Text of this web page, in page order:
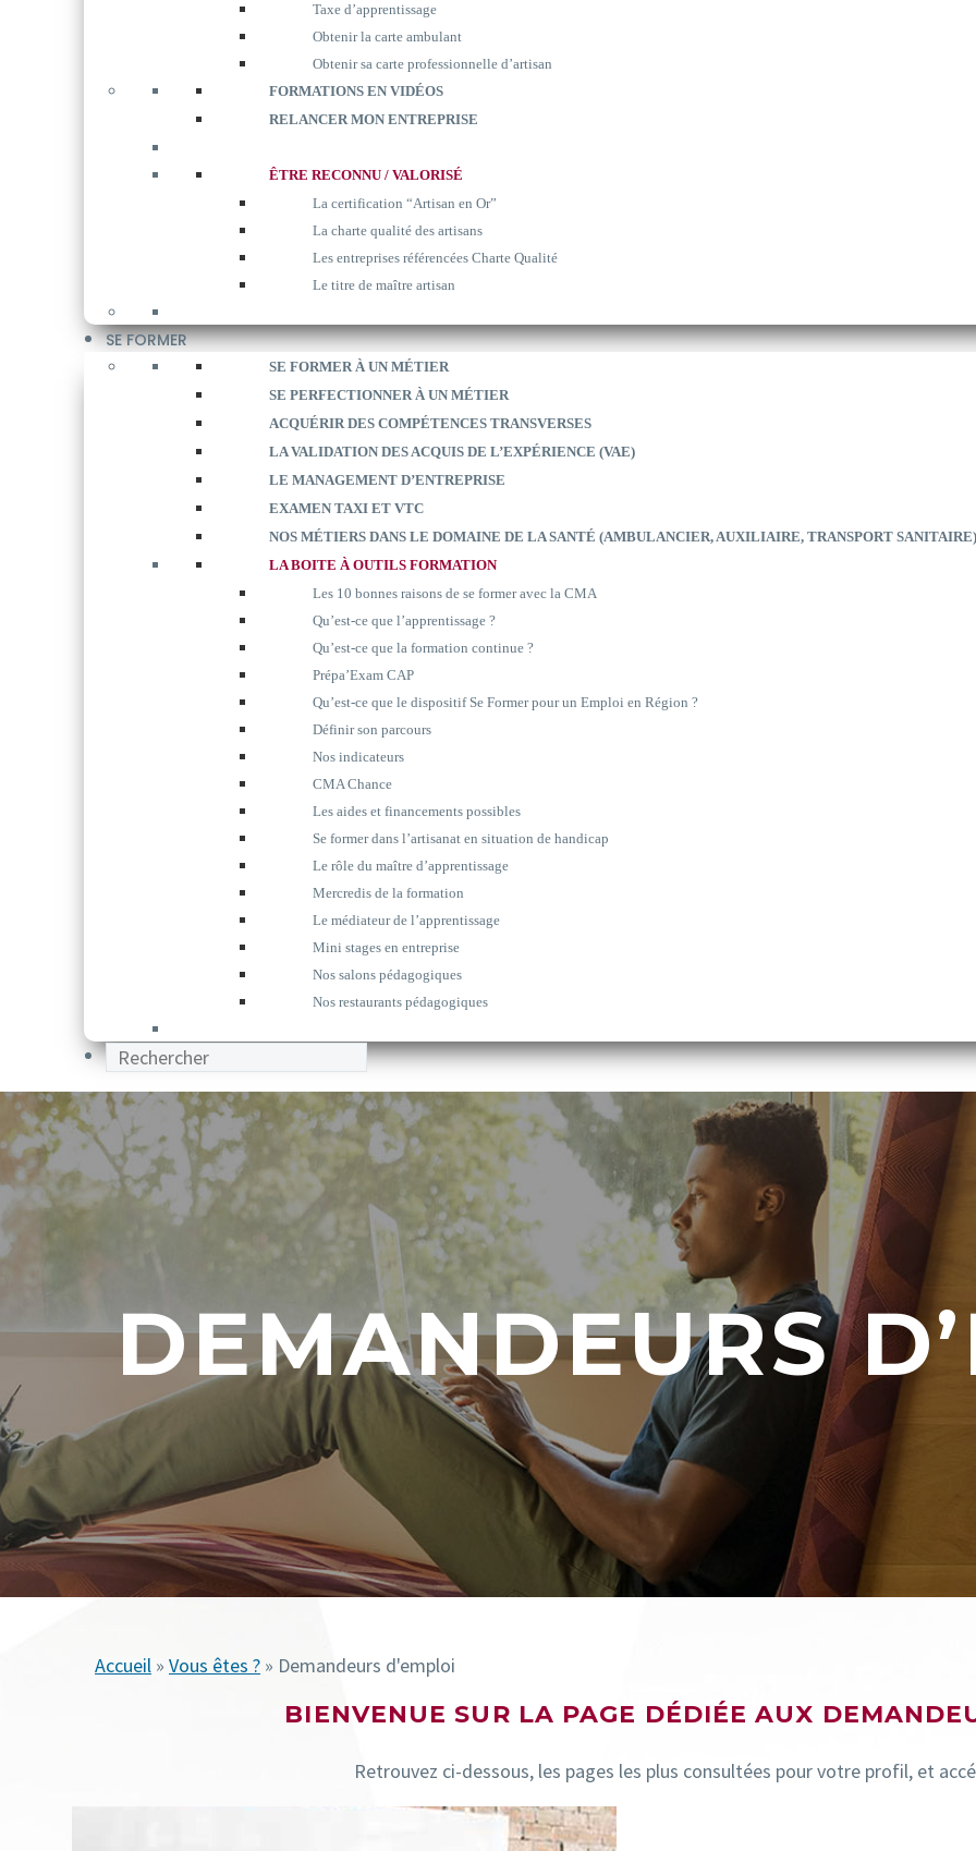
Taxe d’apprentissage
Obtenir la carte ambulant
Obtenir sa carte professionnelle d’artisan
FORMATIONS EN VIDÉOS
RELANCER MON ENTREPRISE
ÊTRE RECONNU / VALORISÉ
La certification “Artisan en Or”
La charte qualité des artisans
Les entreprises référencées Charte Qualité
Le titre de maître artisan
SE FORMER
SE FORMER À UN MÉTIER
SE PERFECTIONNER À UN MÉTIER
ACQUÉRIR DES COMPÉTENCES TRANSVERSES
LA VALIDATION DES ACQUIS DE L’EXPÉRIENCE (VAE)
LE MANAGEMENT D’ENTREPRISE
EXAMEN TAXI ET VTC
NOS MÉTIERS DANS LE DOMAINE DE LA SANTÉ (AMBULANCIER, AUXILIAIRE, TRANSPORT SANITAIRE)
LA BOITE À OUTILS FORMATION
Les 10 bonnes raisons de se former avec la CMA
Qu’est-ce que l’apprentissage ?
Qu’est-ce que la formation continue ?
Prépa’Exam CAP
Qu’est-ce que le dispositif Se Former pour un Emploi en Région ?
Définir son parcours
Nos indicateurs
CMA Chance
Les aides et financements possibles
Se former dans l’artisanat en situation de handicap
Le rôle du maître d’apprentissage
Mercredis de la formation
Le médiateur de l’apprentissage
Mini stages en entreprise
Nos salons pédagogiques
Nos restaurants pédagogiques
DEMANDEURS
Accueil » Vous êtes ? » Demandeurs d'emploi
BIENVENUE SUR LA PAGE DÉDIÉE AUX
Retrouvez ci-dessous, les pages les plus consultées pour votre profil, et